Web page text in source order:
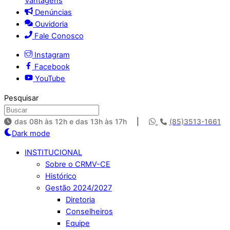
Denúncias
Ouvidoria
Fale Conosco
Instagram
Facebook
YouTube
Pesquisar
das 08h às 12h e das 13h às 17h (85)3513-1661
Dark mode
INSTITUCIONAL
Sobre o CRMV-CE
Histórico
Gestão 2024/2027
Diretoria
Conselheiros
Equipe